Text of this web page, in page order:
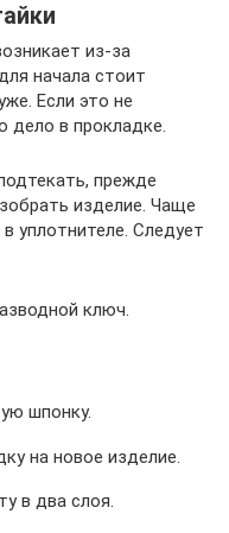
из-за
начала стоит
Если это не
дело в прокладке.
прежде
изделие. Чаще
уплотнителе. Следует
ключ.
шпонку.
на новое изделие.
в два слоя.